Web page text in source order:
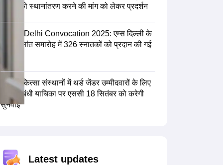
छात्रों को स्थानांतरण करने की मांग को लेकर प्रदर्शन
AIIMS Delhi Convocation 2025: एम्स दिल्ली के
50वें दीक्षांत समारोह में 326 स्नातकों को प्रदान की गई
उच्च चिकित्सा संस्थानों में थर्ड जेंडर उम्मीदवारों के लिए
कोटा संबंधी याचिका पर एससी 18 सितंबर को करेगी
सुनवाई
Latest updates